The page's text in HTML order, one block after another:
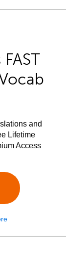
and
Lifetime
Access